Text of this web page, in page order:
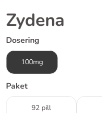
Zydena
Dosering
100mg
Paket
92 pill